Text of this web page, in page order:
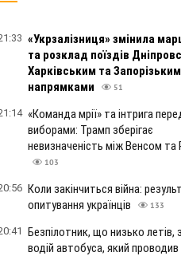
«Укрзалізниця» змінила
та розклад поїздів
Харківським та Запорізьким
напрямками
51
«Команда мрії» та інтрига
виборами: Трамп зберігає
невизначеність між Венсом та
103
Коли закінчиться війна:
опитування українців
133
Безпілотник, що низько летів,
водій автобуса, який проводив